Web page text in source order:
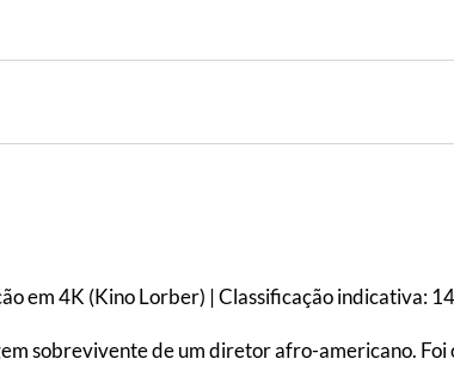
em 4K (Kino Lorber) | Classificação indicativa:
sobrevivente de um diretor afro-americano.